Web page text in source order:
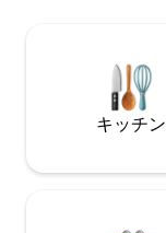
キッチン